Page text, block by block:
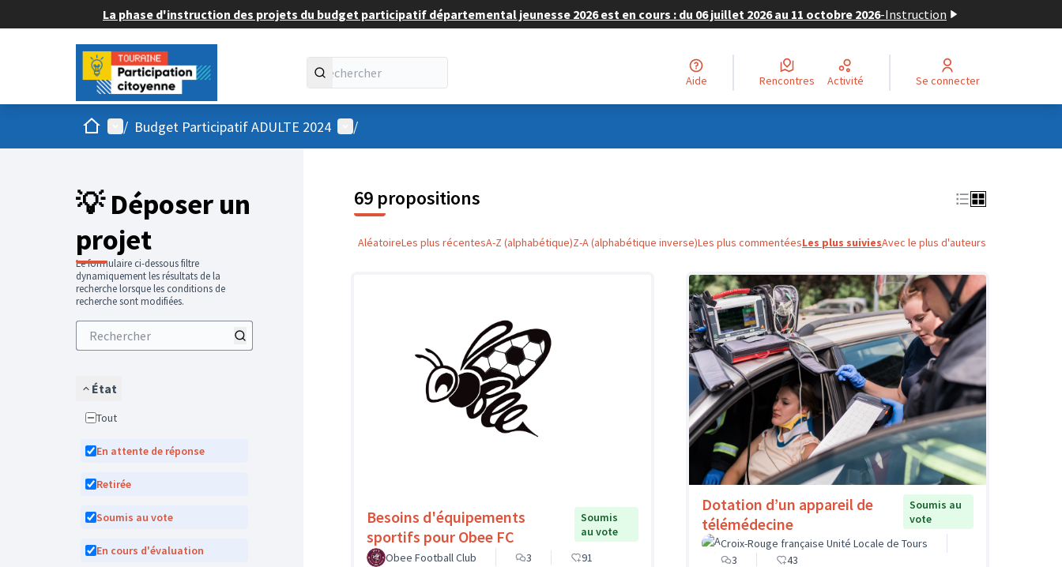
La phase d'instruction des projets du budget participatif départemental jeunesse 2026 est en cours : du 06 juillet 2026 au 11 octobre 2026-Instruction
Aide Rencontres Activité Se connecter
AccueilMenu principal
/ Budget Participatif ADULTE 2024 Menu utilisateur
/
💡 Déposer un
projet
Le formulaire ci-dessous filtre
dynamiquement les résultats de la
recherche lorsque les conditions de
recherche sont modifiées.
État
Tout
En attente de réponse
Retirée
Soumis au vote
En cours d'évaluation
69 propositions
AléatoireLes plus récentesA-Z (alphabétique)Z-A (alphabétique inverse)Les plus commentéesLes plus suiviesAvec le plus d'auteurs
Besoins d'équipements
sportifs pour Obee FC
Soumis
au vote
Obee Football Club
3 91
Dotation d’un appareil de
télémédecine
Soumis au
vote
Croix-Rouge française Unité Locale de Tours
3
43